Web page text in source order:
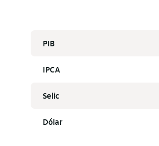
PIB
IPCA
Selic
Dólar